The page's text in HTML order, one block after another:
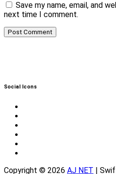
Save my name, email, and
next time I comment.
Social Icons
Copyright © 2026 AJ NET |